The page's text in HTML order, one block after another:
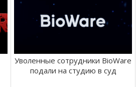
Уволенные сотрудники BioWare
подали на студию в суд